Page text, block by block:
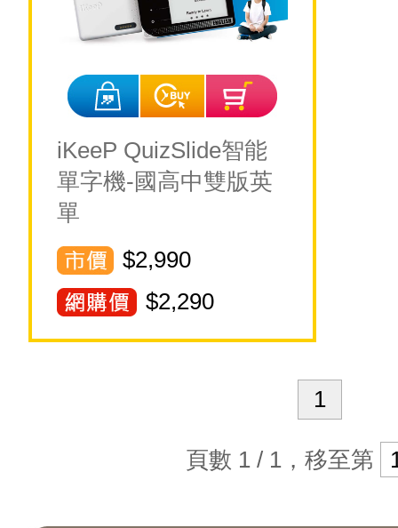
iKeeP QuizSlide智能
單字機-國高中雙版英
單
$2,990
$2,290
1
頁數 1 / 1，移至第